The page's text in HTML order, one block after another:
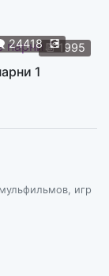
📆1995
24418 💽
1
игр